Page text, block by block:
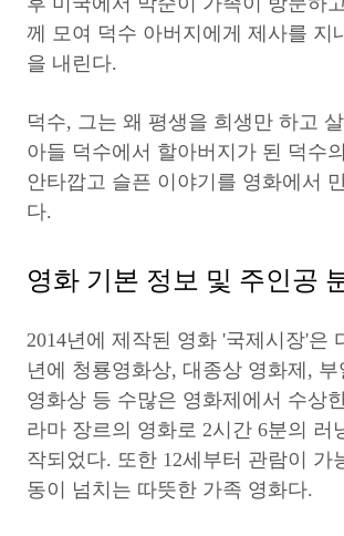
께 모여 덕수 아버지에게 제사를 지
을 내린다.
덕수, 그는 왜 평생을 희생만 하고
아들 덕수에서 할아버지가 된 덕수
안타깝고 슬픈 이야기를 영화에서
다.
영화 기본 정보 및 주인공
2014년에 제작된 영화 '국제시장'은
년에 청룡영화상, 대종상 영화제,
영화상 등 수많은 영화제에서 수상
라마 장르의 영화로 2시간 6분의 러
작되었다. 또한 12세부터 관람이 가
동이 넘치는 따뜻한 가족 영화다.